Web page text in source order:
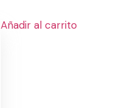
Añadir al carrito